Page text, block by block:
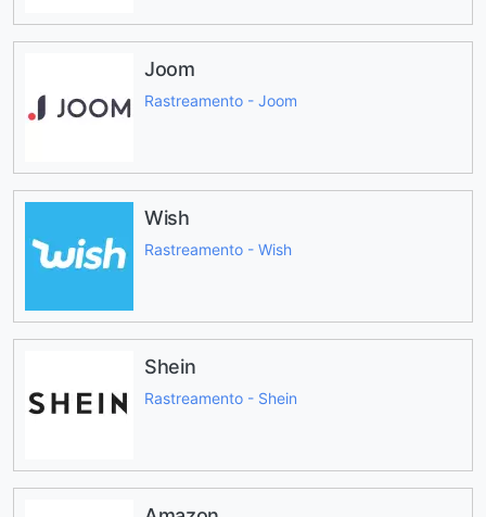
Joom
Rastreamento - Joom
Wish
Rastreamento - Wish
Shein
Rastreamento - Shein